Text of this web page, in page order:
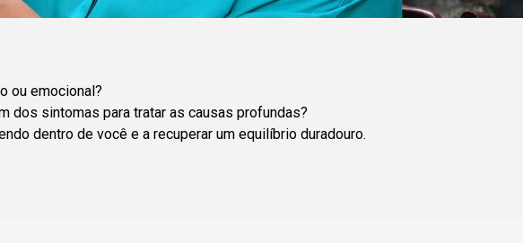
ou emocional?
dos sintomas para tratar as causas profundas?
dentro de você e a recuperar um equilíbrio duradouro.